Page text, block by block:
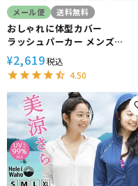
メール便 送料無料
おしゃれに体型カバー
ラッシュパーカー メンズ
HeleiWaho ヘレイワホ ラッシ
ュパーカー 長袖 パーカー
UPF50+ で UVカット 大きいサ
イズ で 体型カバー
¥2,619税込
4.50